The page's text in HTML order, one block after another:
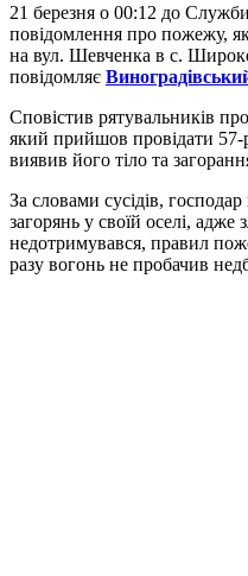
21 березня о 00:12 до
повідомлення про пожежу,
на вул. Шевченка в с.
повідомляє
Сповістив рятувальників
який прийшов провідати 57-
виявив його тіло та
За словами сусідів,
загорянь у своїй оселі, адже
недотримувався, правил
разу вогонь не пробачив